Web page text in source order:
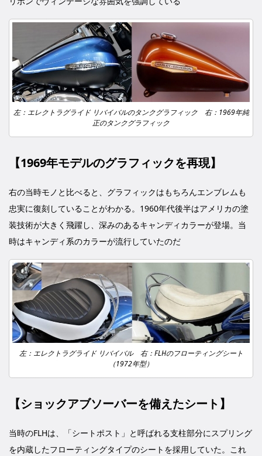
左：エレクトラグライド リバイバルのタンクグラフィック 右：1969年純
正のタンクグラフィック
【1969年モデルのグラフィックを再現】
右の当時モノと比べると、グラフィックはもちろんエンブレムも
忠実に復刻していることがわかる。1960年代後半はアメリカの塗
装技術が大きく飛躍し、深みのあるキャンディカラーが登場。当
時はキャンディ系のカラーが流行していたのだ
左：エレクトラグライド リバイバル 右：FLHのフローティングシート
（1972年型）
【ショックアブソーバーを備えたシート】
当時のFLHは、「シートポスト」と呼ばれる支柱部分にスプリング
を内蔵したフローティングタイプのシートを採用していた。これ